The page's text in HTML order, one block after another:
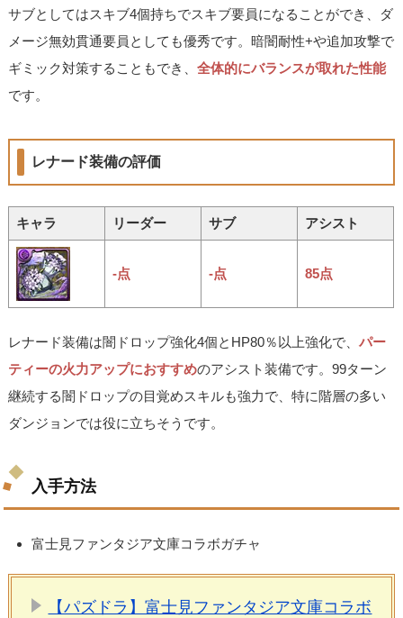
サブとしてはスキブ4個持ちでスキブ要員になることができ、ダ
メージ無効貫通要員としても優秀です。暗闇耐性+や追加攻撃で
ギミック対策することもでき、全体的にバランスが取れた性能
です。
レナード装備の評価
キャラ リーダー サブ アシスト
-点 -点 85点
レナード装備は闇ドロップ強化4個とHP80％以上強化で、パー
ティーの火力アップにおすすめのアシスト装備です。99ターン
継続する闇ドロップの目覚めスキルも強力で、特に階層の多い
ダンジョンでは役に立ちそうです。
入手方法
富士見ファンタジア文庫コラボガチャ
【パズドラ】富士見ファンタジア文庫コラボ